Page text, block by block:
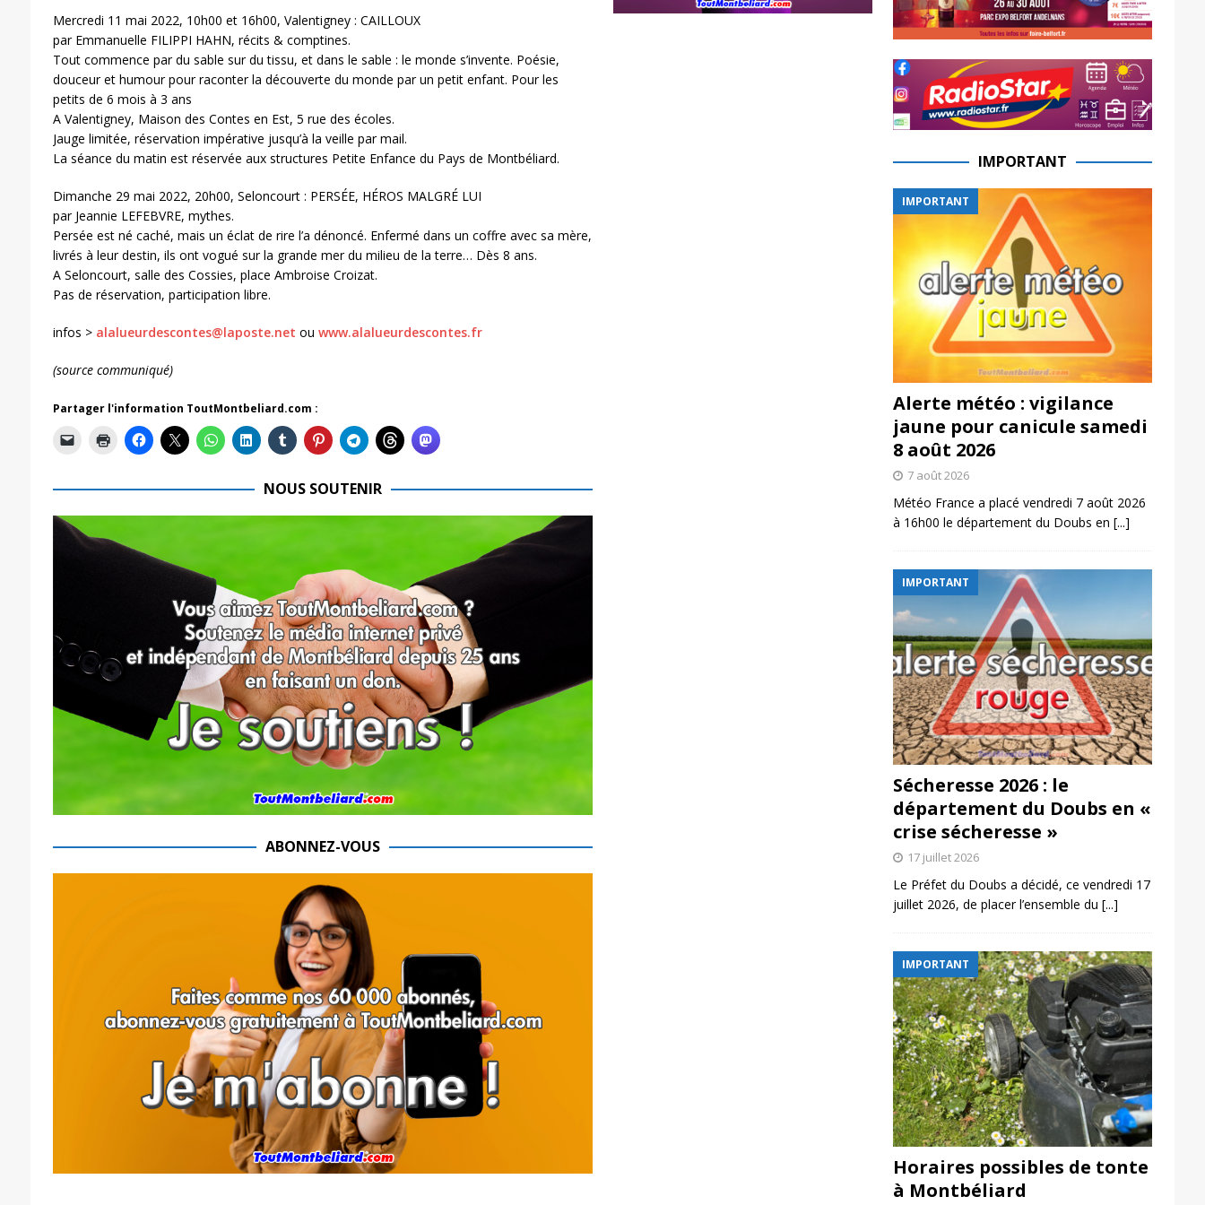
Mercredi 11 mai 2022, 10h00 et 16h00, Valentigney : CAILLOUX
par Emmanuelle FILIPPI HAHN, récits & comptines.
Tout commence par du sable sur du tissu, et dans le sable : le monde s’invente. Poésie,
douceur et humour pour raconter la découverte du monde par un petit enfant. Pour les
petits de 6 mois à 3 ans
A Valentigney, Maison des Contes en Est, 5 rue des écoles.
Jauge limitée, réservation impérative jusqu’à la veille par mail.
La séance du matin est réservée aux structures Petite Enfance du Pays de Montbéliard.
Dimanche 29 mai 2022, 20h00, Seloncourt : PERSÉE, HÉROS MALGRÉ LUI
par Jeannie LEFEBVRE, mythes.
Persée est né caché, mais un éclat de rire l’a dénoncé. Enfermé dans un coffre avec sa mère,
livrés à leur destin, ils ont vogué sur la grande mer du milieu de la terre… Dès 8 ans.
A Seloncourt, salle des Cossies, place Ambroise Croizat.
Pas de réservation, participation libre.
infos > alalueurdescontes@laposte.net ou www.alalueurdescontes.fr
(source communiqué)
Partager l'information ToutMontbeliard.com :
NOUS SOUTENIR
ABONNEZ-VOUS
IMPORTANT
IMPORTANT
Alerte météo : vigilance
jaune pour canicule samedi
8 août 2026
7 août 2026
Météo France a placé vendredi 7 août 2026
à 16h00 le département du Doubs en [...]
IMPORTANT
Sécheresse 2026 : le
département du Doubs en «
crise sécheresse »
17 juillet 2026
Le Préfet du Doubs a décidé, ce vendredi 17
juillet 2026, de placer l’ensemble du [...]
IMPORTANT
Horaires possibles de tonte
à Montbéliard